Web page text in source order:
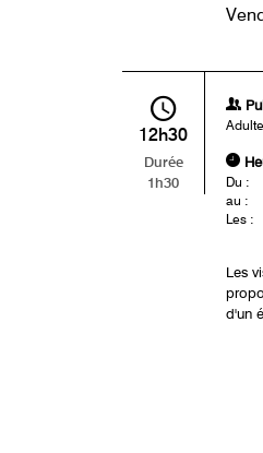
12h30
Durée
1h30
Du :
au :
Les :
Les
d'un